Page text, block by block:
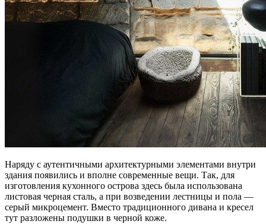
Наряду с аутентичными архитектурными элементами внутри
здания появились и вполне современные вещи. Так, для
изготовления кухонного острова здесь была использована
листовая черная сталь, а при возведении лестницы и пола —
серый микроцемент. Вместо традиционного дивана и кресел
тут разложены подушки в черной коже.